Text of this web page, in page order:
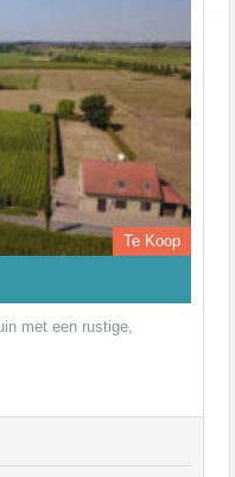
Te Koop
met een rustige,